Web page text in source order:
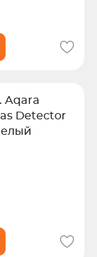
Aqara
Detector